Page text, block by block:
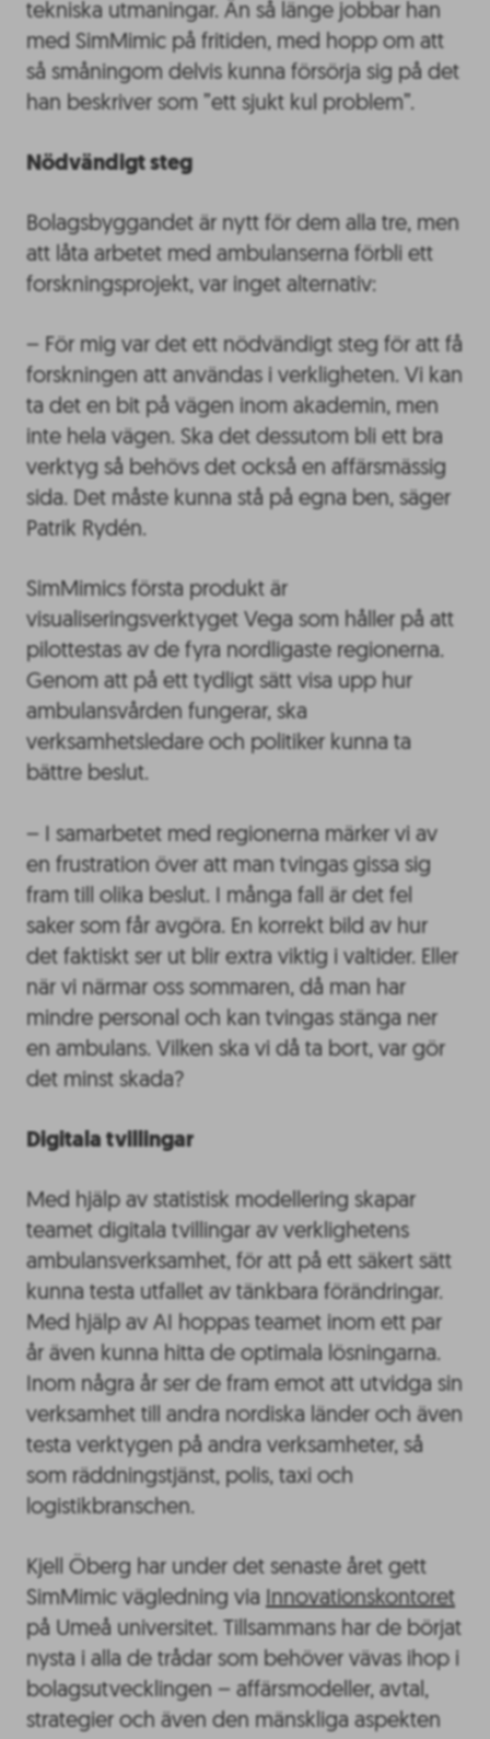
tekniska utmaningar. Än så länge jobbar han
med SimMimic på fritiden, med hopp om att
så småningom delvis kunna försörja sig på det
han beskriver som ”ett sjukt kul problem”.
Nödvändigt steg
Bolagsbyggandet är nytt för dem alla tre, men
att låta arbetet med ambulanserna förbli ett
forskningsprojekt, var inget alternativ:
– För mig var det ett nödvändigt steg för att få
forskningen att användas i verkligheten. Vi kan
ta det en bit på vägen inom akademin, men
inte hela vägen. Ska det dessutom bli ett bra
verktyg så behövs det också en affärsmässig
sida. Det måste kunna stå på egna ben, säger
Patrik Rydén.
SimMimics första produkt är
visualiseringsverktyget Vega som håller på att
pilottestas av de fyra nordligaste regionerna.
Genom att på ett tydligt sätt visa upp hur
ambulansvården fungerar, ska
verksamhetsledare och politiker kunna ta
bättre beslut.
– I samarbetet med regionerna märker vi av
en frustration över att man tvingas gissa sig
fram till olika beslut. I många fall är det fel
saker som får avgöra. En korrekt bild av hur
det faktiskt ser ut blir extra viktig i valtider. Eller
när vi närmar oss sommaren, då man har
mindre personal och kan tvingas stänga ner
en ambulans. Vilken ska vi då ta bort, var gör
det minst skada?
Digitala tvillingar
Med hjälp av statistisk modellering skapar
teamet digitala tvillingar av verklighetens
ambulansverksamhet, för att på ett säkert sätt
kunna testa utfallet av tänkbara förändringar.
Med hjälp av AI hoppas teamet inom ett par
år även kunna hitta de optimala lösningarna.
Inom några år ser de fram emot att utvidga sin
verksamhet till andra nordiska länder och även
testa verktygen på andra verksamheter, så
som räddningstjänst, polis, taxi och
logistikbranschen.
Kjell Öberg har under det senaste året gett
SimMimic vägledning via Innovationskontoret
på Umeå universitet. Tillsammans har de börjat
nysta i alla de trådar som behöver vävas ihop i
bolagsutvecklingen – affärsmodeller, avtal,
strategier och även den mänskliga aspekten